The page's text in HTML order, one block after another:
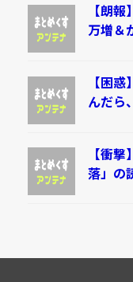
【朗
万増＆
【困
んだら
【衝
落」の